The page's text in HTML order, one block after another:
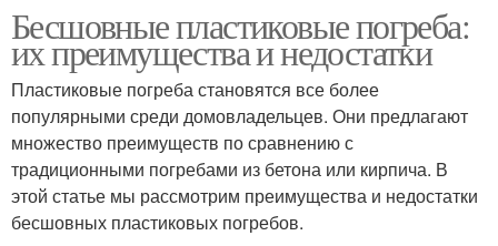
Бесшовные пластиковые погреба:
их преимущества и недостатки
Пластиковые погреба становятся все более
популярными среди домовладельцев. Они предлагают
множество преимуществ по сравнению с
традиционными погребами из бетона или кирпича. В
этой статье мы рассмотрим преимущества и недостатки
бесшовных пластиковых погребов.